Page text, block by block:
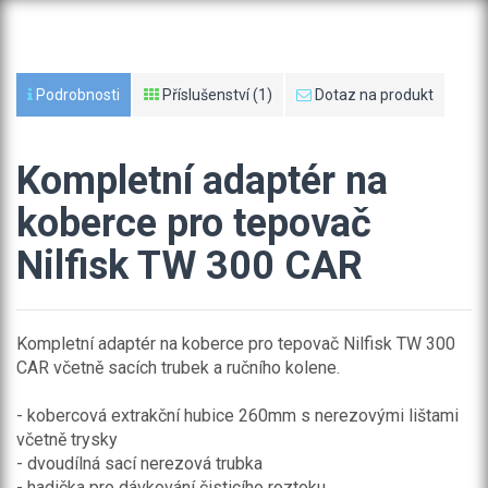
Podrobnosti Příslušenství (1) Dotaz na produkt
Kompletní adaptér na
koberce pro tepovač
Nilfisk TW 300 CAR
Kompletní adaptér na koberce pro tepovač Nilfisk TW 300
CAR včetně sacích trubek a ručního kolene.
- kobercová extrakční hubice 260mm s nerezovými lištami
včetně trysky
- dvoudílná sací nerezová trubka